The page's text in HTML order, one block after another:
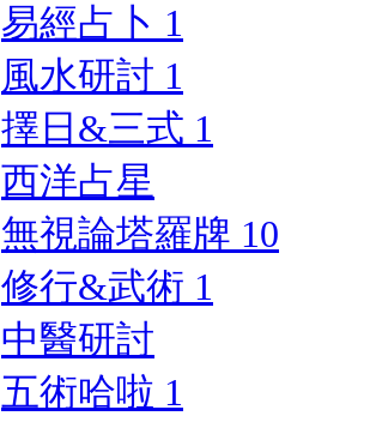
易經占卜 1
風水研討 1
擇日&三式 1
西洋占星
無視論塔羅牌 10
修行&武術 1
中醫研討
五術哈啦 1